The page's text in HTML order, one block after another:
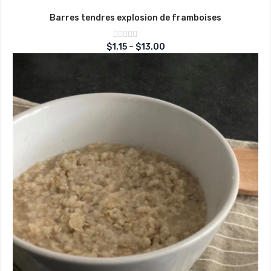
Barres tendres explosion de framboises
Note
0sur
$1.15– $13.00